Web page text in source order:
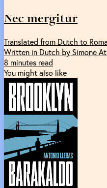
Nec mergitur
Translated from Dutch to
Written in Dutch by Simone
8 minutes read
You might also like